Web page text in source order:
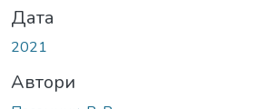
Дата
2021
Автори